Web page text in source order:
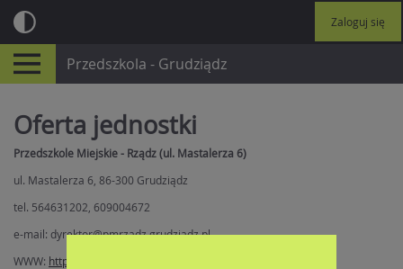
Zaloguj się
Przedszkola - Grudziądz
Oferta jednostki
Przedszkole Miejskie - Rządz (ul. Mastalerza 6)
ul. Mastalerza 6, 86-300 Grudziądz
tel. 564631202, 609004672
e-mail: dyrektor@pmrzadz.grudziadz.pl
WWW: http://przedszkolerzadz.pl